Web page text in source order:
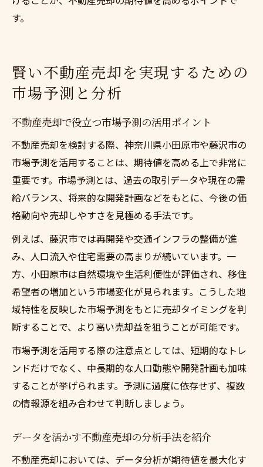
す。
賢い不動産売却を実現するための
市場予測と分析
不動産売却で役立つ市場予測の活用ポイント
不動産売却を検討する際、神奈川県小田原市や藤沢市の
市場予測を活用することは、期待値を高める上で非常に
重要です。市場予測とは、過去の取引データや現在の需
給バランス、将来的な開発計画などをもとに、今後の価
格動向や売却しやすさを見極める手法です。
例えば、藤沢市では再開発や交通インフラの整備が進
み、人口流入や住宅需要の高まりが続いています。一
方、小田原市は自然環境や生活利便性が評価され、移住
希望者の増加という市場変化が見られます。こうした地
域特性を反映した市場予測をもとに売却タイミングを判
断することで、より高い売却益を狙うことが可能です。
市場予測を活用する際の注意点としては、短期的なトレ
ンドだけでなく、中長期的な人口動態や開発計画も加味
することが挙げられます。予測に過度に依存せず、複数
の情報源を組み合わせて判断しましょう。
データを活かす不動産売却の分析手法を紹介
不動産売却においては、データ分析が期待値を最大化す